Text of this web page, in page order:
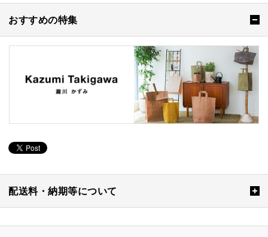
おすすめの特集
配送料・納期等について